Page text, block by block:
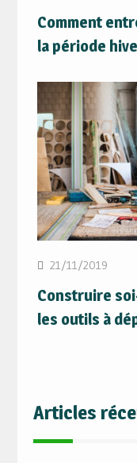
Comment
la période
21/11/2019
Construire
les outils à
Articles